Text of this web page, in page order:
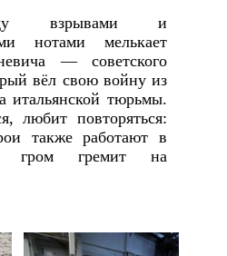
взрывами и
нотами мелькает
— советского
вёл свою войну из
итальянской тюрьмы.
любит повторяться:
также работают в
гром гремит на